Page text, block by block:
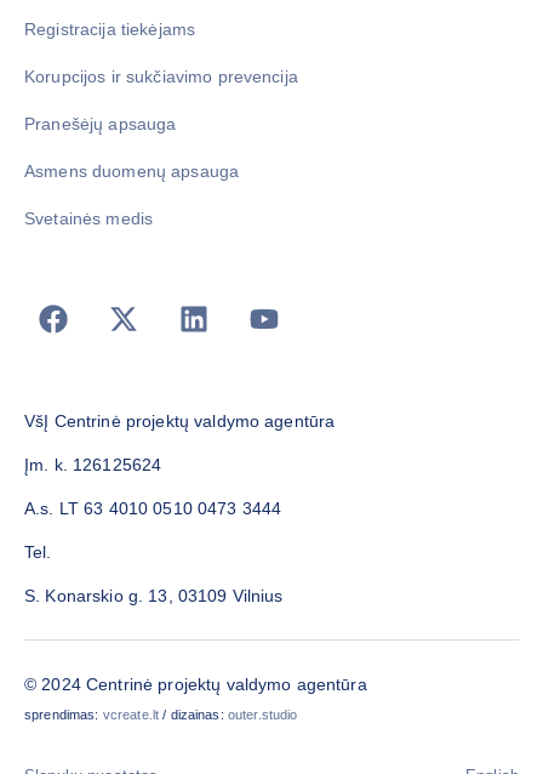
Registracija tiekėjams
Korupcijos ir sukčiavimo prevencija
Pranešėjų apsauga
Asmens duomenų apsauga
Svetainės medis
VšĮ Centrinė projektų valdymo agentūra
Įm. k. 126125624
A.s. LT 63 4010 0510 0473 3444
Tel.
S. Konarskio g. 13, 03109 Vilnius
© 2024 Centrinė projektų valdymo agentūra
sprendimas: vcreate.lt / dizainas: outer.studio